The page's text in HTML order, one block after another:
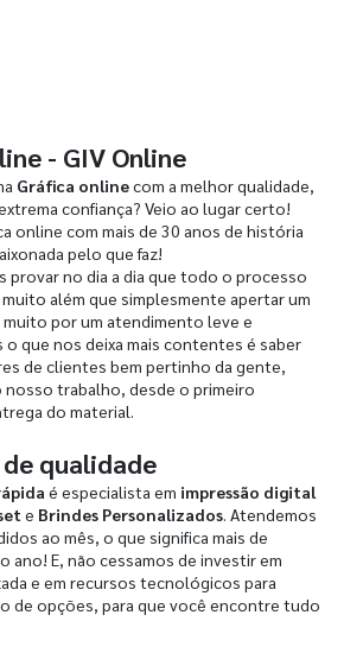
- GIV Online
Gráfica onlinecom a melhor qualidade,
confiança? Veio ao lugar certo!
online com mais de 30 anos de história
pelo que faz!
provar no dia a dia que todo o processo
muito além que simplesmente apertar um
por um atendimento leve e
o que nos deixa mais contentes é saber
de clientes bem pertinho da gente,
trabalho, desde o primeiro
do material.
qualidade
é especialista em impressão digital
e Brindes Personalizados. Atendemos
ao mês, o que significa mais de
ano! E, não cessamos de investir em
e em recursos tecnológicos para
de opções, para que você encontre tudo